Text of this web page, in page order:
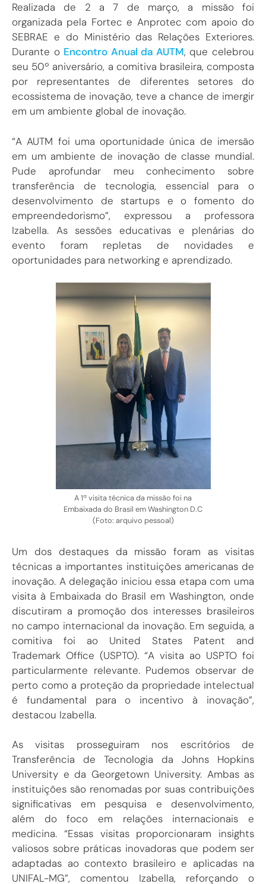
Realizada de 2 a 7 de março, a missão foi
organizada pela Fortec e Anprotec com apoio do
SEBRAE e do Ministério das Relações Exteriores.
Durante o Encontro Anual da AUTM, que celebrou
seu 50º aniversário, a comitiva brasileira, composta
por representantes de diferentes setores do
ecossistema de inovação, teve a chance de imergir
em um ambiente global de inovação.
“A AUTM foi uma oportunidade única de imersão
em um ambiente de inovação de classe mundial.
Pude aprofundar meu conhecimento sobre
transferência de tecnologia, essencial para o
desenvolvimento de startups e o fomento do
empreendedorismo”, expressou a professora
Izabella. As sessões educativas e plenárias do
evento foram repletas de novidades e
oportunidades para networking e aprendizado.
A 1ª visita técnica da missão foi na
Embaixada do Brasil em Washington D.C
(Foto: arquivo pessoal)
Um dos destaques da missão foram as visitas
técnicas a importantes instituições americanas de
inovação. A delegação iniciou essa etapa com uma
visita à Embaixada do Brasil em Washington, onde
discutiram a promoção dos interesses brasileiros
no campo internacional da inovação. Em seguida, a
comitiva foi ao United States Patent and
Trademark Office (USPTO). “A visita ao USPTO foi
particularmente relevante. Pudemos observar de
perto como a proteção da propriedade intelectual
é fundamental para o incentivo à inovação”,
destacou Izabella.
As visitas prosseguiram nos escritórios de
Transferência de Tecnologia da Johns Hopkins
University e da Georgetown University. Ambas as
instituições são renomadas por suas contribuições
significativas em pesquisa e desenvolvimento,
além do foco em relações internacionais e
medicina. “Essas visitas proporcionaram insights
valiosos sobre práticas inovadoras que podem ser
adaptadas ao contexto brasileiro e aplicadas na
UNIFAL-MG”, comentou Izabella, reforçando o